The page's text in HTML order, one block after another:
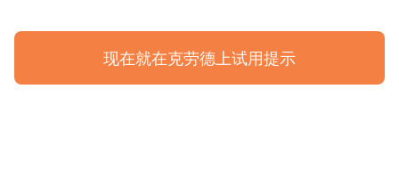
现在就在克劳德上试用提示